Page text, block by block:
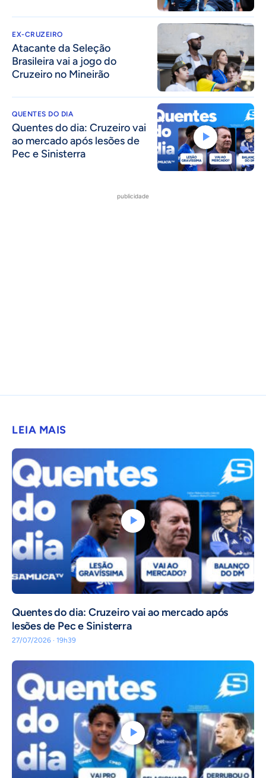
EX-CRUZEIRO
Atacante da Seleção
Brasileira vai a jogo do
Cruzeiro no Mineirão
QUENTES DO DIA
Quentes do dia: Cruzeiro vai
ao mercado após lesões de
Pec e Sinisterra
publicidade
LEIA MAIS
Quentes do dia: Cruzeiro vai ao mercado após
lesões de Pec e Sinisterra
27/07/2026 · 19h39